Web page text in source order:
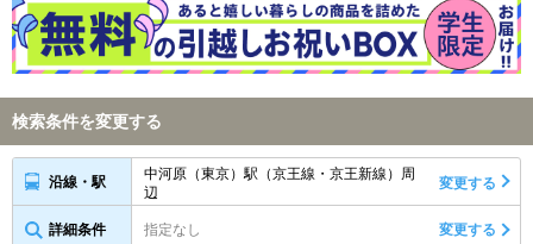
検索条件を変更する
沿線・駅
中河原（東京）駅（京王線・京王新線）周
辺
変更する
詳細条件 指定なし 変更する